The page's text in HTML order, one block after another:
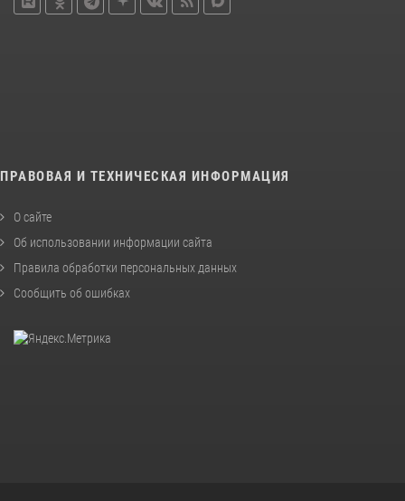
ПРАВОВАЯ И ТЕХНИЧЕСКАЯ ИНФОРМАЦИЯ
О сайте
Об использовании информации сайта
Правила обработки персональных данных
Сообщить об ошибках